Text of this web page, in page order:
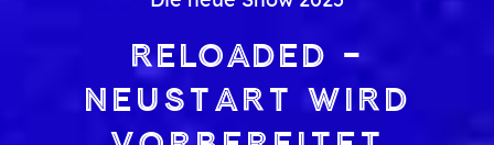
RELOADED –
Neustart wird